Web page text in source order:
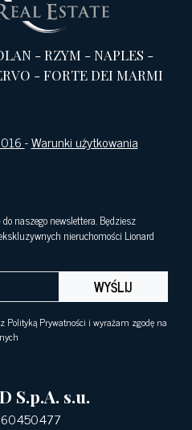
-RZYM -NAPLES -
-FORTE DEI MARMI
-Warunki użytkowania
naszego newslettera. Będziesz
nieruchomości Lionard
WYŚLIJ
Polityką Prywatności i wyrażam zgodę na
S.p.A. s.u.